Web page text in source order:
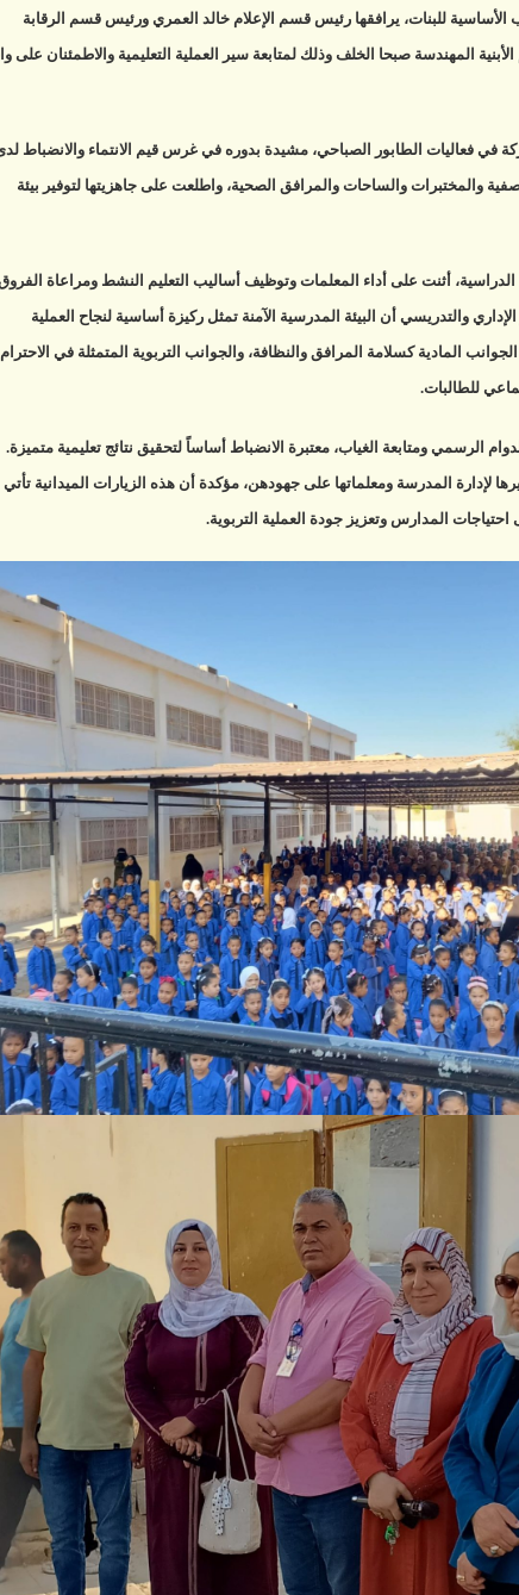
الآمنة
مغلقة
للبنات، يرافقها رئيس قسم الإعلام خالد العمري ورئيس قسم الرقابة
المهندسة صبحا الخلف وذلك لمتابعة سير العملية التعليمية والاطمئنان على
في فعاليات الطابور الصباحي، مشيدة بدوره في غرس قيم الانتماء والانضباط
والمختبرات والساحات والمرافق الصحية، واطلعت على جاهزيتها لتوفير بيئة
أثنت على أداء المعلمات وتوظيف أساليب التعليم النشط ومراعاة
والتدريسي أن البيئة المدرسية الآمنة تمثل ركيزة أساسية لنجاح العملية
المادية كسلامة المرافق والنظافة، والجوانب التربوية المتمثلة في الاحترام
للطالبات.
الرسمي ومتابعة الغياب، معتبرة الانضباط أساساً لتحقيق نتائج تعليمية متميزة.
لإدارة المدرسة ومعلماتها على جهودهن، مؤكدة أن هذه الزيارات الميدانية تأتي
المدارس وتعزيز جودة العملية التربوية.